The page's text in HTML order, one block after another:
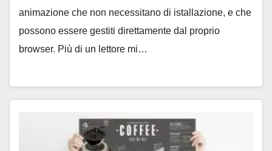
animazione che non necessitano di istallazione, e che
possono essere gestiti direttamente dal proprio
browser. Più di un lettore mi…